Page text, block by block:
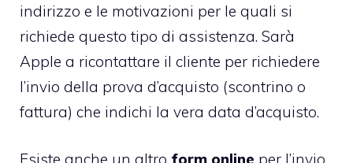
indirizzo e le motivazioni per le quali si
richiede questo tipo di assistenza. Sarà
Apple a ricontattare il cliente per richiedere
l’invio della prova d’acquisto (scontrino o
fattura) che indichi la vera data d’acquisto.
Esiste anche un altro form online per l’invio